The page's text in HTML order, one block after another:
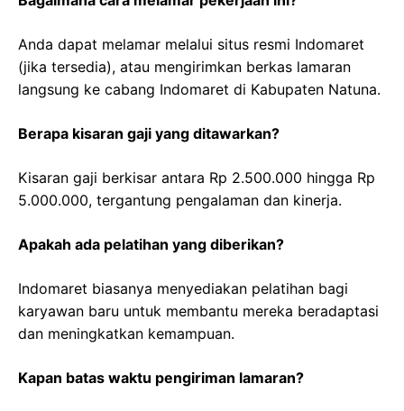
Anda dapat melamar melalui situs resmi Indomaret
(jika tersedia), atau mengirimkan berkas lamaran
langsung ke cabang Indomaret di Kabupaten Natuna.
Berapa kisaran gaji yang ditawarkan?
Kisaran gaji berkisar antara Rp 2.500.000 hingga Rp
5.000.000, tergantung pengalaman dan kinerja.
Apakah ada pelatihan yang diberikan?
Indomaret biasanya menyediakan pelatihan bagi
karyawan baru untuk membantu mereka beradaptasi
dan meningkatkan kemampuan.
Kapan batas waktu pengiriman lamaran?